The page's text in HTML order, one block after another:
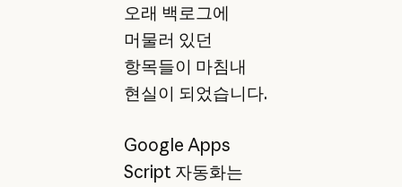
오래 백로그에
머물러 있던
항목들이 마침내
현실이 되었습니다.
Google Apps
Script 자동화는